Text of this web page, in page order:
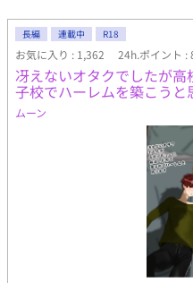
長編 連載中 R18
お気に入り : 1,362 24h.ポイント :
冴えないオタクでしたが
子校でハーレムを築こうと
ムーン